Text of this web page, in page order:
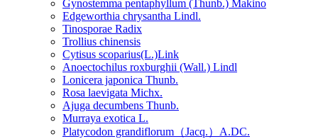
Gynostemma pentaphyllum (Thunb.) Makino
Edgeworthia chrysantha Lindl.
Tinosporae Radix
Trollius chinensis
Cytisus scoparius(L.)Link
Anoectochilus roxburghii (Wall.) Lindl
Lonicera japonica Thunb.
Rosa laevigata Michx.
Ajuga decumbens Thunb.
Murraya exotica L.
Platycodon grandiflorum（Jacq.）A.DC.